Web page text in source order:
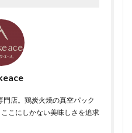
店。鶏炭火焼の真空パック
こにしかない美味しさを追求